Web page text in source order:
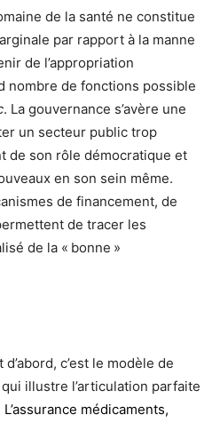
de la santé ne constitue
par rapport à la manne
de l’appropriation
nombre de fonctions possible
. La gouvernance s’avère une
un secteur public trop
de son rôle démocratique et
en son sein même.
de financement, de
de tracer les
de la « bonne »
c’est le modèle de
illustre l’articulation parfaite
L’assurance médicaments,